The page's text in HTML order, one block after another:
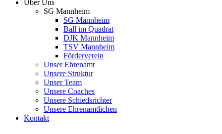
Über Uns
SG Mannheim
SG Mannheim
Ball im Quadrat
DJK Mannheim
TSV Mannheim
Förderverein
Unser Ehrenamt
Unsere Struktur
Unser Team
Unsere Coaches
Unsere Schiedsrichter
Unsere Ehrenamtlichen
Kontakt